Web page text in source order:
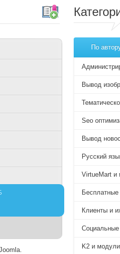
По
Вывод
Seo
Вывод
Русский
VirtueMart и
Бесплатные
Клиенты и
Социальные
K2 и